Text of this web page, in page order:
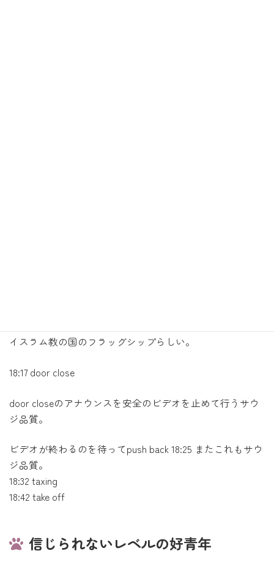
イスラム教の国のフラッグシップらしい。
18:17 door close
door closeのアナウンスを安全のビデオを止めて行うサウ
ジ品質。
ビデオが終わるのを待ってpush back 18:25 またこれもサウ
ジ品質。
18:32 taxing
18:42 take off
信じられないレベルの好青年